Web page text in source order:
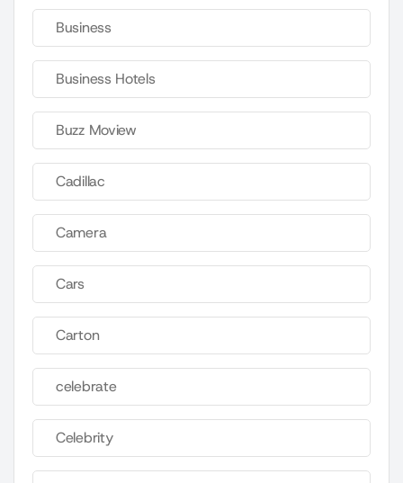
Business
Business Hotels
Buzz Moview
Cadillac
Camera
Cars
Carton
celebrate
Celebrity